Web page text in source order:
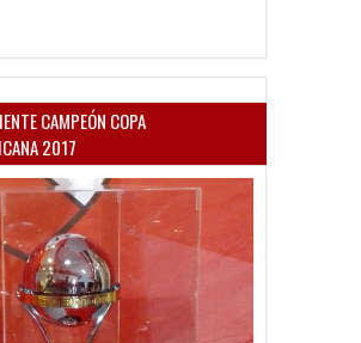
CAMPEÓN COPA
2017